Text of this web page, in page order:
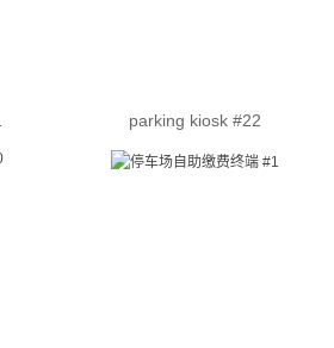
parking kiosk #22